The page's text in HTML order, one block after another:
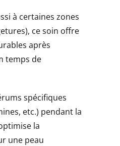
à certaines zones
ce soin offre
après
temps de
spécifiques
etc.) pendant la
la
une peau